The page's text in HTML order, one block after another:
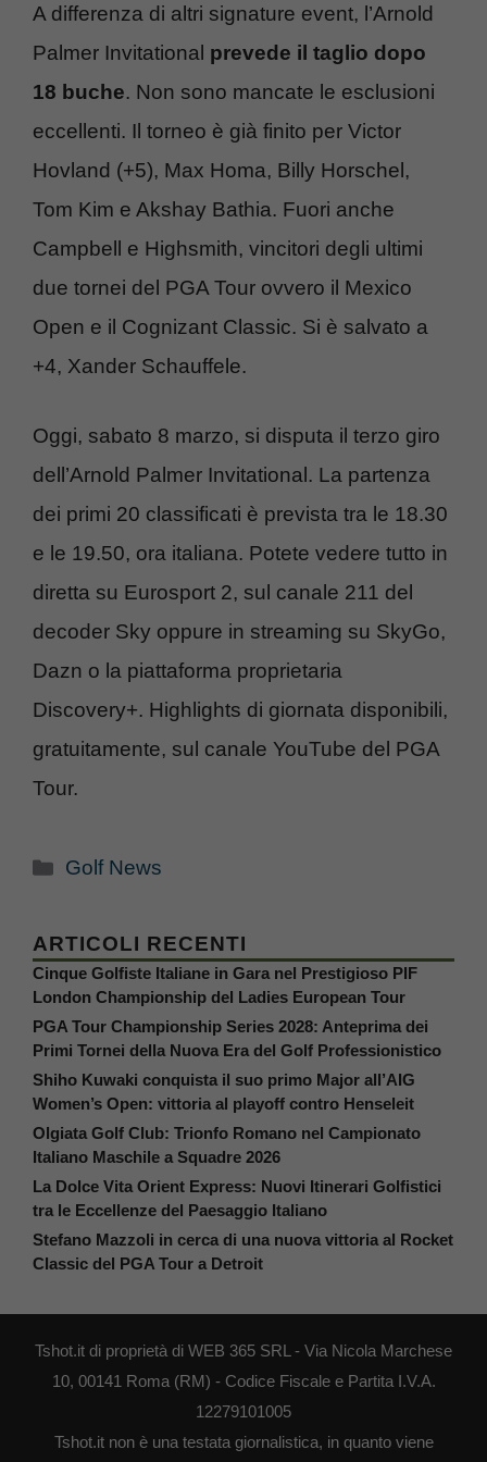
A differenza di altri signature event, l’Arnold
Palmer Invitational prevede il taglio dopo
18 buche. Non sono mancate le esclusioni
eccellenti. Il torneo è già finito per Victor
Hovland (+5), Max Homa, Billy Horschel,
Tom Kim e Akshay Bathia. Fuori anche
Campbell e Highsmith, vincitori degli ultimi
due tornei del PGA Tour ovvero il Mexico
Open e il Cognizant Classic. Si è salvato a
+4, Xander Schauffele.
Oggi, sabato 8 marzo, si disputa il terzo giro
dell’Arnold Palmer Invitational. La partenza
dei primi 20 classificati è prevista tra le 18.30
e le 19.50, ora italiana. Potete vedere tutto in
diretta su Eurosport 2, sul canale 211 del
decoder Sky oppure in streaming su SkyGo,
Dazn o la piattaforma proprietaria
Discovery+. Highlights di giornata disponibili,
gratuitamente, sul canale YouTube del PGA
Tour.
Categorie
Golf News
ARTICOLI RECENTI
Cinque Golfiste Italiane in Gara nel Prestigioso PIF
London Championship del Ladies European Tour
PGA Tour Championship Series 2028: Anteprima dei
Primi Tornei della Nuova Era del Golf Professionistico
Shiho Kuwaki conquista il suo primo Major all’AIG
Women’s Open: vittoria al playoff contro Henseleit
Olgiata Golf Club: Trionfo Romano nel Campionato
Italiano Maschile a Squadre 2026
La Dolce Vita Orient Express: Nuovi Itinerari Golfistici
tra le Eccellenze del Paesaggio Italiano
Stefano Mazzoli in cerca di una nuova vittoria al Rocket
Classic del PGA Tour a Detroit
Tshot.it di proprietà di WEB 365 SRL - Via Nicola Marchese
10, 00141 Roma (RM) - Codice Fiscale e Partita I.V.A.
12279101005
Tshot.it non è una testata giornalistica, in quanto viene